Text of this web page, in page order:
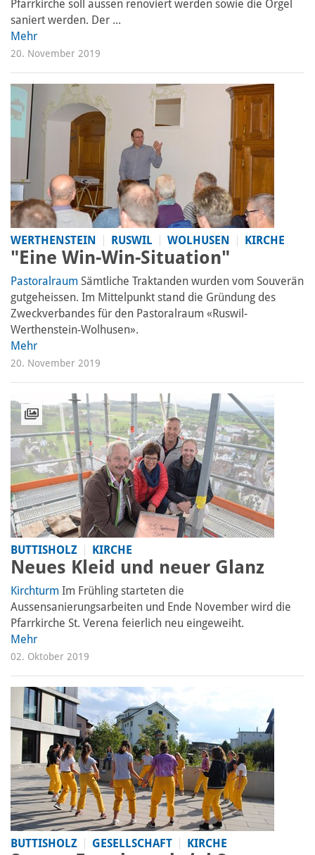
Pfarrkirche soll aussen renoviert werden sowie die Orgel
saniert werden. Der ...
Mehr
20. November 2019
WERTHENSTEIN RUSWIL WOLHUSEN KIRCHE
"Eine Win-Win-Situation"
Pastoralraum Sämtliche Traktanden wurden vom Souverän
gutgeheissen. Im Mittelpunkt stand die Gründung des
Zweckverbandes für den Pastoralraum «Ruswil-
Werthenstein-Wolhusen».
Mehr
20. November 2019
BUTTISHOLZ KIRCHE
Neues Kleid und neuer Glanz
Kirchturm Im Frühling starteten die
Aussensanierungsarbeiten und Ende November wird die
Pfarrkirche St. Verena feierlich neu eingeweiht.
Mehr
02. Oktober 2019
BUTTISHOLZ GESELLSCHAFT KIRCHE